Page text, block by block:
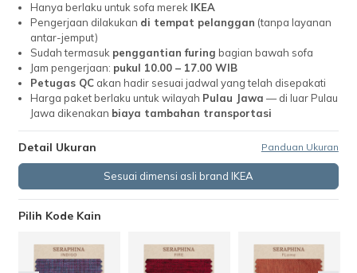
Hanya berlaku untuk sofa merek IKEA
Pengerjaan dilakukan di tempat pelanggan (tanpa layanan
antar-jemput)
Sudah termasuk penggantian furing bagian bawah sofa
Jam pengerjaan: pukul 10.00 – 17.00 WIB
Petugas QC akan hadir sesuai jadwal yang telah disepakati
Harga paket berlaku untuk wilayah Pulau Jawa — di luar Pulau
Jawa dikenakan biaya tambahan transportasi
Detail Ukuran Panduan Ukuran
Sesuai dimensi asli brand IKEA
Pilih Kode Kain